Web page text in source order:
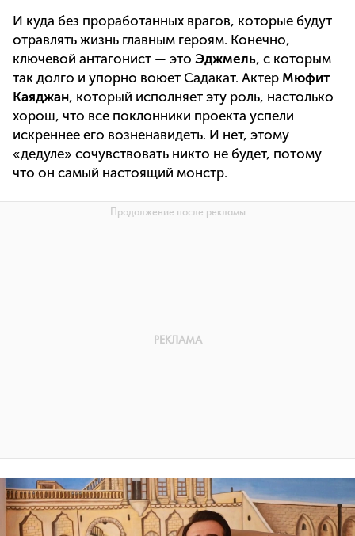
И куда без проработанных врагов, которые будут
отравлять жизнь главным героям. Конечно,
ключевой антагонист — это Эджмель, с которым
так долго и упорно воюет Садакат. Актер Мюфит
Каяджан, который исполняет эту роль, настолько
хорош, что все поклонники проекта успели
искреннее его возненавидеть. И нет, этому
«дедуле» сочувствовать никто не будет, потому
что он самый настоящий монстр.